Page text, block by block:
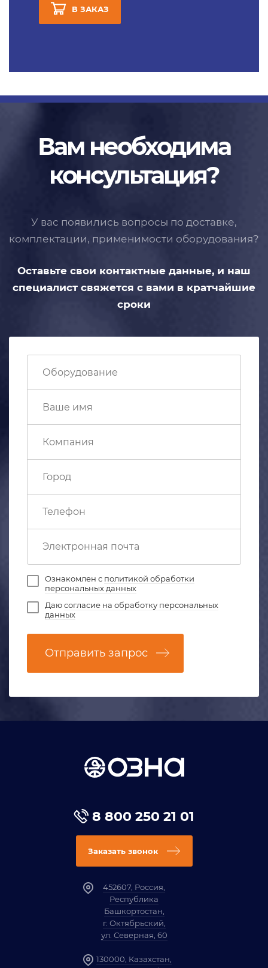
В ЗАКАЗ
Вам необходима
консультация?
У вас появились вопросы по доставке,
комплектации, применимости оборудования?
Оставьте свои контактные данные, и наш
специалист свяжется с вами в кратчайшие
сроки
Ознакомлен с политикой обработки
персональных данных
Даюсогласие на обработку персональных
данных
Отправить запрос
8 800 250 21 01
Заказать звонок
452607, Россия,
Республика
Башкортостан,
г. Октябрьский,
ул. Северная, 60
130000, Казахстан,